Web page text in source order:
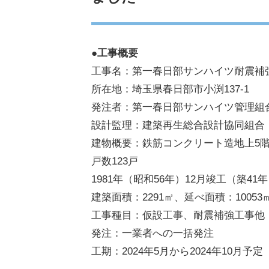
●工事概要
工事名：第一春日部サンハイツ耐震補
所在地：埼玉県春日部市小渕137-1
発注者：第一春日部サンハイツ管理組
設計監理：建築再生総合設計協同組合
建物概要：鉄筋コンクリート造地上5
戸数123戸
1981年（昭和56年）12月竣工（築41年
建築面積：2291㎡、延べ面積：10053
工事種目：仮設工事、耐震補強工事他
発注：一業者への一括発注
工期：2024年5月から2024年10月予定